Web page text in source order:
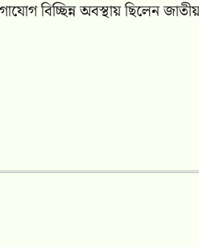
বিচ্ছিন্ন অবস্থায় ছিলেন জাতীয়